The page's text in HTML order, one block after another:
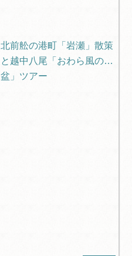
北前舩の港町「岩瀬」散策
と越中八尾「おわら風の
盆」ツアー